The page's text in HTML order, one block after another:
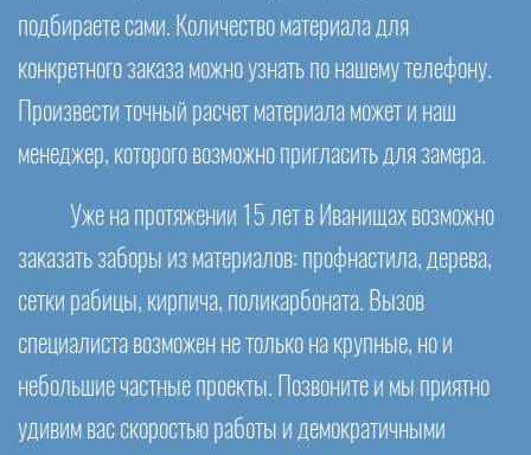
подбираете сами. Количество материала для
конкретного заказа можно узнать по нашему телефону.
Произвести точный расчет материала может и наш
менеджер, которого возможно пригласить для замера.
Уже на протяжении 15 лет в Иванищах возможно
заказать заборы из материалов: профнастила, дерева,
сетки рабицы, кирпича, поликарбоната. Вызов
специалиста возможен не только на крупные, но и
небольшие частные проекты. Позвоните и мы приятно
удивим вас скоростью работы и демократичными